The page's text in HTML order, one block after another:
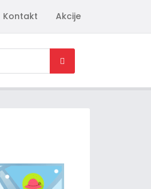
Kontakt Akcije